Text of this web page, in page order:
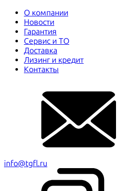
О компании
Новости
Гарантия
Сервис и ТО
Доставка
Лизинг и кредит
Контакты
info@tgfl.ru